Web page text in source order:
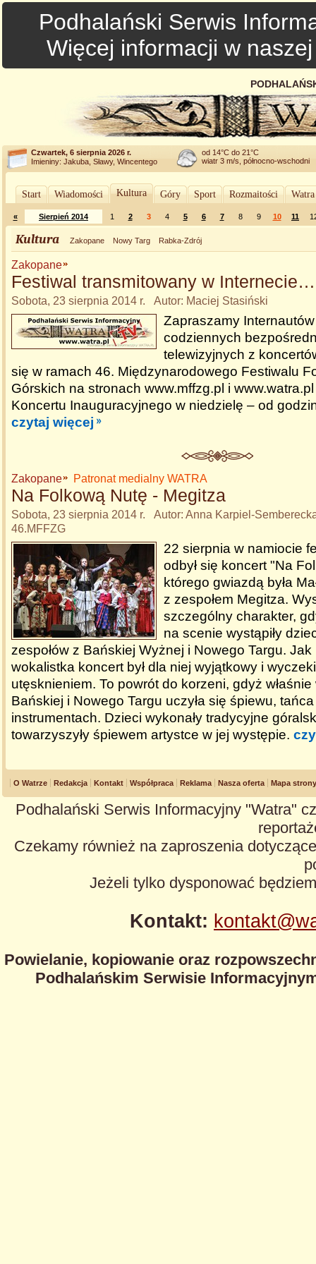
Podhalański Serwis
Więcej informacji w
Czwartek, 6 sierpnia 2026 r.
Imieniny: Jakuba, Sławy, Wincentego
od 14°C do 21°C
wiatr 3 m/s, północno-wschodni
Start Wiadomości Kultura Góry Sport Rozmaitości
« Sierpień 2014 1 2 3 4 5 6 7 8 9 10 11
Kultura Zakopane Nowy Targ Rabka-Zdrój
Zakopane
Festiwal transmitowany w Internecie…
Sobota, 23 sierpnia 2014 r. Autor: Maciej Stasiński
Zapraszamy
codziennych
telewizyjnych z
się w ramach 46. Międzynarodowego Festiwalu
Górskich na stronach www.mffzg.pl i
Koncertu Inauguracyjnego w niedzielę – od
czytaj więcej
Zakopane Patronat medialny WATRA
Na Folkową Nutę - Megitza
Sobota, 23 sierpnia 2014 r. Autor: Anna Karpiel-
46.MFFZG
22 sierpnia w namiocie
odbył się koncert "Na
którego gwiazdą była
z zespołem Megitza.
szczególny charakter,
na scenie wystąpiły
zespołów z Bańskiej Wyżnej i Nowego Targu. Jak
wokalistka koncert był dla niej wyjątkowy i
utęsknieniem. To powrót do korzeni, gdyż właśnie
Bańskiej i Nowego Targu uczyła się śpiewu,
instrumentach. Dzieci wykonały tradycyjne
towarzyszyły śpiewem artystce w jej występie.
O Watrze Redakcja Kontakt Współpraca Reklama Nasza oferta Mapa strony
Podhalański Serwis Informacyjny "Watra"
Czekamy również na zaproszenia
Jeżeli tylko dysponować
Kontakt:
Powielanie, kopiowanie oraz
Podhalańskim Serwisie